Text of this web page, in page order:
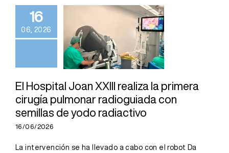
16
06, 2026
realiza la
primera cirugía
pulmonar
radioguiada
con semillas
de yodo
radiactivo
El Hospital Joan XXIII realiza la primera
cirugía pulmonar radioguiada con
semillas de yodo radiactivo
16/06/2026
La intervención se ha llevado a cabo con el robot Da